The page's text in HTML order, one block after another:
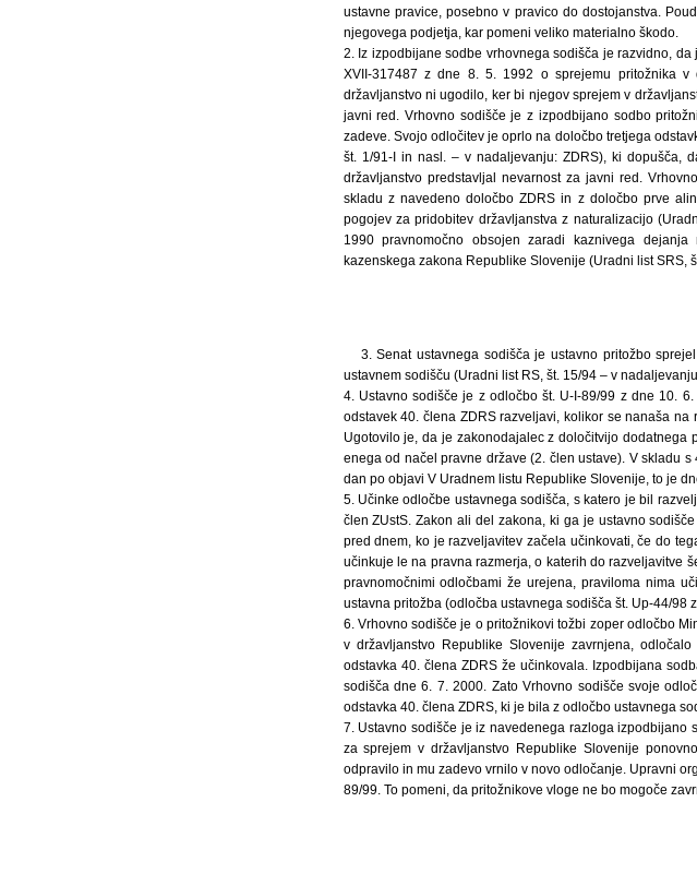
ustavne pravice, posebno v pravico do dostojanstva.
njegovega podjetja, kar pomeni veliko materialno škodo.
2. Iz izpodbijane sodbe vrhovnega sodišča je razvidno,
XVII-317487 z dne 8. 5. 1992 o sprejemu pritožnika
državljanstvo ni ugodilo, ker bi njegov sprejem v
javni red. Vrhovno sodišče je z izpodbijano sodbo
zadeve. Svojo odločitev je oprlo na določbo tretjega
št. 1/91-I in nasl. – v nadaljevanju: ZDRS), ki dopušča,
državljanstvo predstavljal nevarnost za javni red.
skladu z navedeno določbo ZDRS in z določbo prve
pogojev za pridobitev državljanstva z naturalizacijo
1990 pravnomočno obsojen zaradi kaznivega
kazenskega zakona Republike Slovenije (Uradni list SRS,
3. Senat ustavnega sodišča je ustavno pritožbo
ustavnem sodišču (Uradni list RS, št. 15/94 – v
4. Ustavno sodišče je z odločbo št. U-I-89/99 z dne 10.
odstavek 40. člena ZDRS razveljavi, kolikor se nanaša
Ugotovilo je, da je zakonodajalec z določitvijo
enega od načel pravne države (2. člen ustave). V skladu
dan po objavi V Uradnem listu Republike Slovenije, to je
5. Učinke odločbe ustavnega sodišča, s katero je bil
člen ZUstS. Zakon ali del zakona, ki ga je ustavno
pred dnem, ko je razveljavitev začela učinkovati, če do
učinkuje le na pravna razmerja, o katerih do razveljavitve
pravnomočnimi odločbami že urejena, praviloma nima
ustavna pritožba (odločba ustavnega sodišča št. Up-44/98
6. Vrhovno sodišče je o pritožnikovi tožbi zoper odločbo
v državljanstvo Republike Slovenije zavrnjena,
odstavka 40. člena ZDRS že učinkovala. Izpodbijana
sodišča dne 6. 7. 2000. Zato Vrhovno sodišče svoje
odstavka 40. člena ZDRS, ki je bila z odločbo ustavnega
7. Ustavno sodišče je iz navedenega razloga
za sprejem v državljanstvo Republike Slovenije
odpravilo in mu zadevo vrnilo v novo odločanje. Upravni
89/99. To pomeni, da pritožnikove vloge ne bo mogoče